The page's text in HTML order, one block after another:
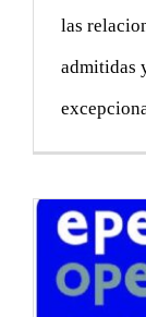
las
admitidas